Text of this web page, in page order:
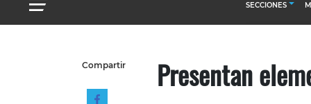
SECCIONES
Almacenes e
Compartir Presentan